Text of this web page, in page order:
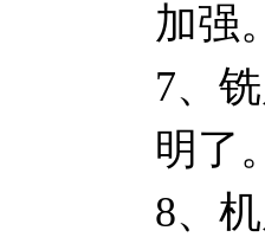
加强
7、
明了
8、